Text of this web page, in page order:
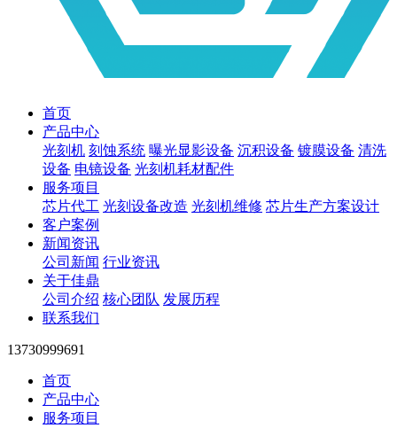
首页
产品中心
光刻机 刻蚀系统 曝光显影设备 沉积设备 镀膜设备 清洗
设备 电镜设备 光刻机耗材配件
服务项目
芯片代工 光刻设备改造 光刻机维修 芯片生产方案设计
客户案例
新闻资讯
公司新闻 行业资讯
关于佳鼎
公司介绍 核心团队 发展历程
联系我们
13730999691
首页
产品中心
服务项目